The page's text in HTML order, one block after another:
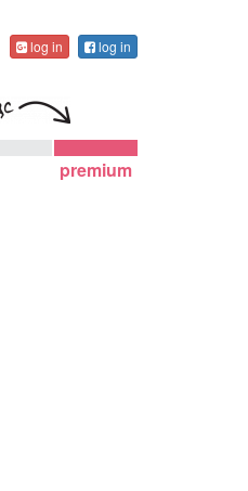
log in log in
premium